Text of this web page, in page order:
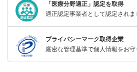
「医療分野適正」認定を取得
適正認定事業者として認定されま
プライバシーマーク取得企業
厳密な管理基準で個人情報をお守